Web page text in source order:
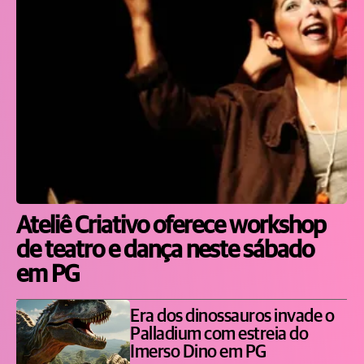
Ateliê Criativo oferece workshop
de teatro e dança neste sábado
em PG
Era dos dinossauros invade o
Palladium com estreia do
Imerso Dino em PG